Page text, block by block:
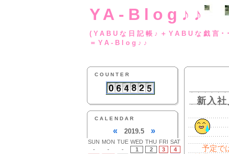
YA-Blog♪♪
(YABUな日記帳♪
＝YA-Blog♪♪
COUNTER
CALENDAR
« 2019.5 »
SUN MON TUE WED THU FRI SAT
-
- - 1 2 3
4
新入
予定で